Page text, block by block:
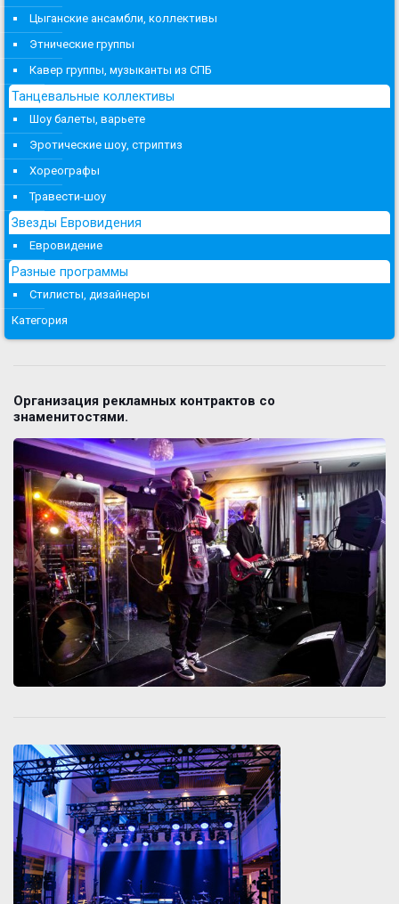
Цыганские ансамбли, коллективы
Этнические группы
Кавер группы, музыканты из СПБ
Танцевальные коллективы
Шоу балеты, варьете
Эротические шоу, стриптиз
Хореографы
Травести-шоу
Звезды Евровидения
Евровидение
Разные программы
Стилисты, дизайнеры
Категория
Организация рекламных контрактов со
знаменитостями.